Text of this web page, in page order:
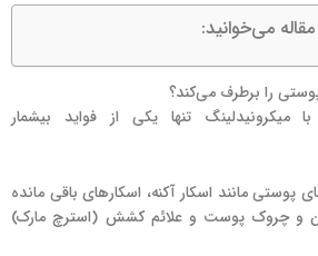
می‌خوانید:
را برطرف می‌کند؟
میکرونیدلینگ تنها یکی از فواید بیشمار
پوستی مانند اسکار آکنه، اسکارهای باقی مانده
و چروک پوست و علائم کشش (استرچ مارک)